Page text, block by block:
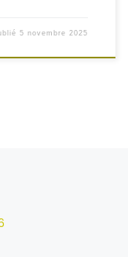
5 novembre 2025